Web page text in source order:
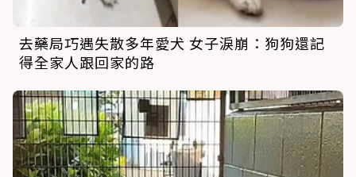
去藥局巧遇失散多年愛犬 女子淚崩：狗狗還記
得全家人跟回家的路